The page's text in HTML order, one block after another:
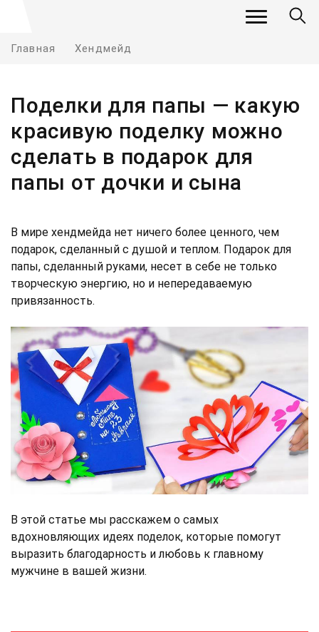
Главная Хендмейд
Поделки для папы — какую
красивую поделку можно
сделать в подарок для
папы от дочки и сына
В мире хендмейда нет ничего более ценного, чем
подарок, сделанный с душой и теплом. Подарок для
папы, сделанный руками, несет в себе не только
творческую энергию, но и непередаваемую
привязанность.
В этой статье мы расскажем о самых
вдохновляющих идеях поделок, которые помогут
выразить благодарность и любовь к главному
мужчине в вашей жизни.